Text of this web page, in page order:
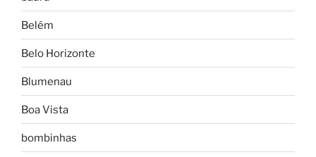
Belém
Belo Horizonte
Blumenau
Boa Vista
bombinhas